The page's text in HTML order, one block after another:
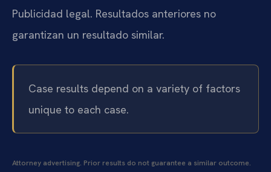
Publicidad legal. Resultados anteriores no
garantizan un resultado similar.
Case results depend on a variety of factors
unique to each case.
Attorney advertising. Prior results do not guarantee a similar outcome.